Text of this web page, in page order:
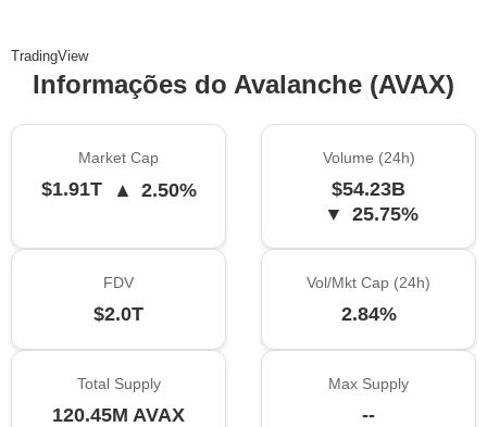
TradingView
Informações do Avalanche (AVAX)
Market Cap
$1.91T ▲ 2.50%
Volume (24h)
$54.23B
▼ 25.75%
FDV
$2.0T
Vol/Mkt Cap (24h)
2.84%
Total Supply
120.45M AVAX
Max Supply
--